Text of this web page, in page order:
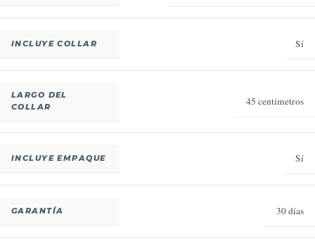
INCLUYE COLLAR Sí
LARGO DEL
COLLAR
45 centímetros
INCLUYE EMPAQUE Sí
GARANTÍA 30 días